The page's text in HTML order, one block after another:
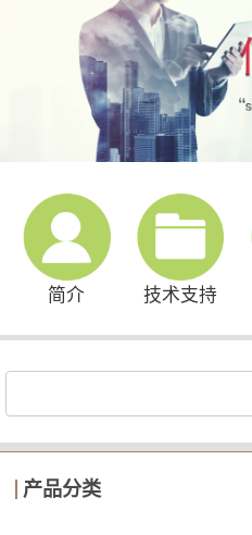
简介 技术支持
产品分类